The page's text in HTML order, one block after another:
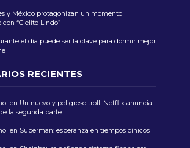
y México protagonizan un momento
“Cielito Lindo”
el día puede ser la clave para dormir mejor
RECIENTES
en Un nuevo y peligroso troll: Netflix anuncia
la segunda parte
en Superman: esperanza en tiempos cínicos